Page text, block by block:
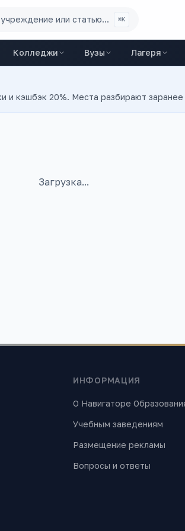
или статью... ⌘K
Колледжи Вузы Лагеря
кэшбэк 20%. Места разбирают
Загрузка...
ИНФОРМАЦИЯ
О Навигаторе
Учебным заведениям
Размещение рекламы
Вопросы и ответы